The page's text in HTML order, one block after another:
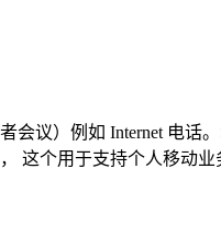
议）例如 Internet 电
这个用于支持个人移动